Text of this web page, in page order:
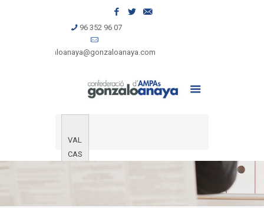
96 352 96 07
gonzaloanaya@gonzaloanaya.com
VAL
CAS